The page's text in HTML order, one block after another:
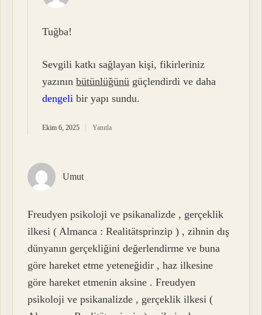
Tuğba!
Sevgili katkı sağlayan kişi, fikirleriniz
yazınınbütünlüğünü güçlendirdi ve daha
dengeli bir yapı sundu.
Ekim 6, 2025 Yanıtla
Umut
Freudyen psikoloji ve psikanalizde , gerçeklik
ilkesi ( Almanca : Realitätsprinzip ) , zihnin dış
dünyanın gerçekliğini değerlendirme ve buna
göre hareket etme yeteneğidir , haz ilkesine
göre hareket etmenin aksine . Freudyen
psikoloji ve psikanalizde , gerçeklik ilkesi (